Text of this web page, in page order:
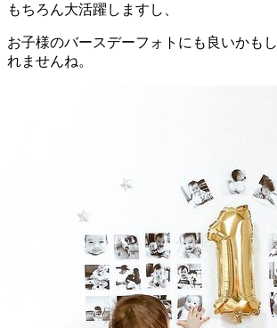
もちろん大活躍しますし、
お子様のバースデーフォトにも良いかもし
れませんね。